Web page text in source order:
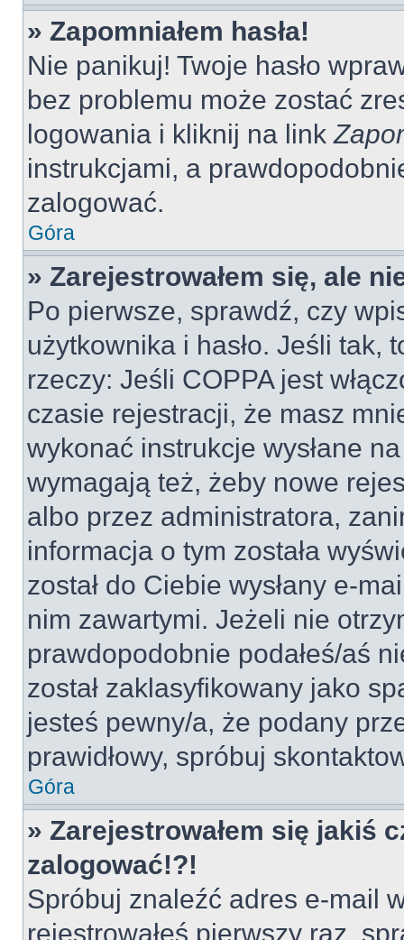
» Zapomniałem hasła!
Nie panikuj! Twoje hasło
bez problemu może zostać
logowania i kliknij na link
instrukcjami, a
zalogować.
Góra
» Zarejestrowałem się, ale
Po pierwsze, sprawdź, czy
użytkownika i hasło. Jeśli tak,
rzeczy: Jeśli COPPA jest
czasie rejestracji, że masz
wykonać instrukcje wysłane
wymagają też, żeby nowe
albo przez administratora,
informacja o tym została
został do Ciebie wysłany e-
nim zawartymi. Jeżeli nie
prawdopodobnie podałeś/aś
został zaklasyfikowany jako
jesteś pewny/a, że podany
prawidłowy, spróbuj
Góra
» Zarejestrowałem się jakiś
zalogować!?!
Spróbuj znaleźć adres e-mail
rejestrowałeś pierwszy raz,